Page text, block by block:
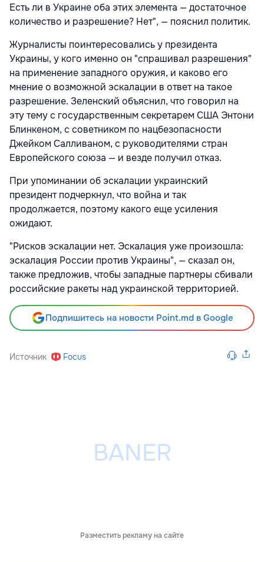
Есть ли в Украине оба этих элемента — достаточное
количество и разрешение? Нет", — пояснил политик.
Журналисты поинтересовались у президента
Украины, у кого именно он "спрашивал разрешения"
на применение западного оружия, и каково его
мнение о возможной эскалации в ответ на такое
разрешение. Зеленский объяснил, что говорил на
эту тему с государственным секретарем США Энтони
Блинкеном, с советником по нацбезопасности
Джейком Салливаном, с руководителями стран
Европейского союза — и везде получил отказ.
При упоминании об эскалации украинский
президент подчеркнул, что война и так
продолжается, поэтому какого еще усиления
ожидают.
"Рисков эскалации нет. Эскалация уже произошла:
эскалация России против Украины", — сказал он,
также предложив, чтобы западные партнеры сбивали
российские ракеты над украинской территорией.
Подпишитесь на новости Point.md в Google
Источник Focus
Разместить рекламу на сайте